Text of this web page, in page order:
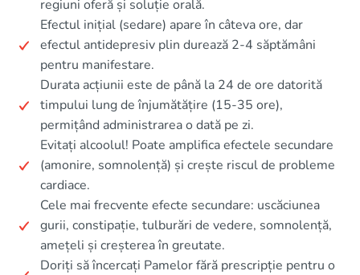
regiuni oferă și soluție orală.
Efectul inițial (sedare) apare în câteva ore, dar
efectul antidepresiv plin durează 2-4 săptămâni
pentru manifestare.
Durata acțiunii este de până la 24 de ore datorită
timpului lung de înjumătățire (15-35 ore),
permițând administrarea o dată pe zi.
Evitați alcoolul! Poate amplifica efectele secundare
(amonire, somnolență) și crește riscul de probleme
cardiace.
Cele mai frecvente efecte secundare: uscăciunea
gurii, constipație, tulburări de vedere, somnolență,
amețeli și creșterea în greutate.
Doriți să încercați Pamelor fără prescripție pentru o